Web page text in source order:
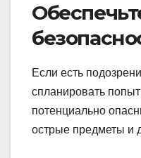
Если есть
спланировать
потенциально
острые предметы и